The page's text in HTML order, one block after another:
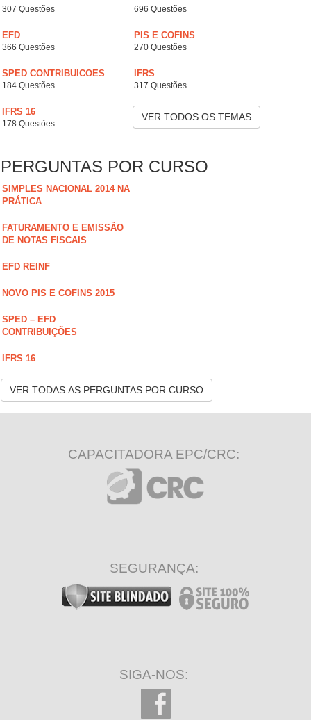
307 Questões 696 Questões
EFD
366 Questões
PIS E COFINS
270 Questões
SPED CONTRIBUICOES
184 Questões
IFRS
317 Questões
IFRS 16
178 Questões
VER TODOS OS TEMAS
PERGUNTAS POR CURSO
SIMPLES NACIONAL 2014 NA
PRÁTICA
FATURAMENTO E EMISSÃO
DE NOTAS FISCAIS
EFD REINF
NOVO PIS E COFINS 2015
SPED – EFD
CONTRIBUIÇÕES
IFRS 16
VER TODAS AS PERGUNTAS POR CURSO
CAPACITADORA EPC/CRC:
SEGURANÇA:
SIGA-NOS: